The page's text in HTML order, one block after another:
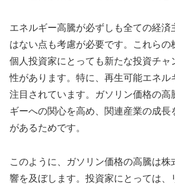
エネルギー高騰が必ずしも全ての経済
はない点も考慮が必要です。これらの
個人投資家にとっても新たな投資チャ
性があります。特に、再生可能エネル
注目されています。ガソリン価格の高
ギーへの関心を高め、関連産業の成長
があるためです。
このように、ガソリン価格の高騰は株
響を及ぼします。投資家にとっては、